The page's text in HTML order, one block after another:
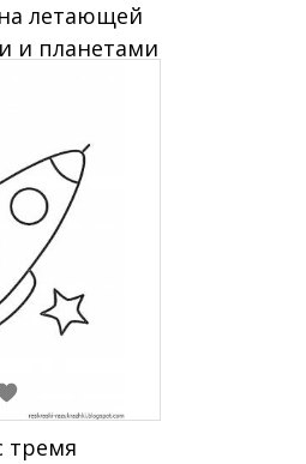
летающей
и планетами
тремя